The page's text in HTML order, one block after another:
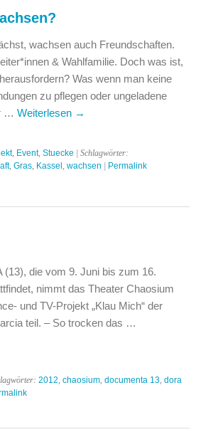
wachsen auch Freundschaften.
& Wahlfamilie. Doch was ist,
Was wenn man keine
zu pflegen oder ungeladene
… Weiterlesen →
, Event, Stuecke | Schlagwörter:
, Gras, Kassel , wachsen Permalink
die vom 9. Juni bis zum 16.
nimmt das Theater Chaosium
und TV-Projekt „Klau Mich“ der
teil. – So trocken das …
2012, chaosium, documenta 13, dora